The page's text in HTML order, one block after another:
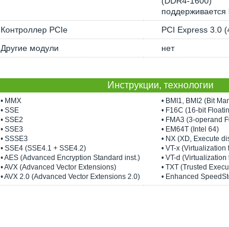
поддерживается
Контроллер PCIe
PCI Express 3.0
Другие модули
нет
Инструкции, технологии
• MMX
• SSE
• SSE2
• SSE3
• SSSE3
• SSE4 (SSE4.1 + SSE4.2)
• AES (Advanced Encryption Standard inst.)
• AVX (Advanced Vector Extensions)
• AVX 2.0 (Advanced Vector Extensions 2.0)
• BMI1, BMI2 (Bit
• F16C (16-bit
• FMA3 (3-operand
• EM64T (Intel 64)
• NX (XD, Execute
• VT-x
• VT-d
• TXT (Trusted
• Enhanced